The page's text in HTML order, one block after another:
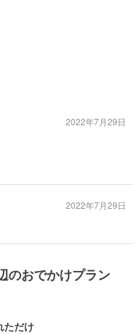
2022年7月29日
2022年7月29日
のおでかけプラン
ただけ